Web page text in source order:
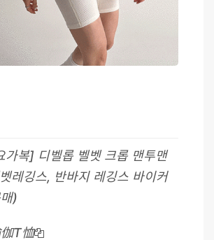
가복] 디벨롭 벨벳 크롭 맨투맨
레깅스, 반바지 레깅스 바이커
)
T恤